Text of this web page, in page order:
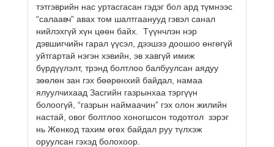
тэтгэврийн нас уртасгасан гэдэг бол ард түмнээс
“салаавч” авах том шалтгаанууд гэвэл санал
нийлэхгүй хүн цөөн байх. Түүнчлэн нэр
дэвшигчийн гарал үүсэл, дээшээ доошоо өнгөгүй
уйтгартай нэгэн хэвийн, эв хавгүй имиж
бүрдүүлэлт, трэнд болтлоо балбуулсан аядуу
зөөлөн зан гэх бөөрөнхий байдал, намаа
ялуулчихаад Засгийн газрынхаа тэргүүн
болоогүй, “газрын наймаачин” гэх олон жилийн
настай, овог болтлоо хоногшсон тодотгол зэрэг
нь Женкод тахим өгөх байдал руу түлхэж
оруулсан гэхэд болохоор.